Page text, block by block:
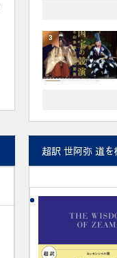
3
超訳 世阿弥 道を